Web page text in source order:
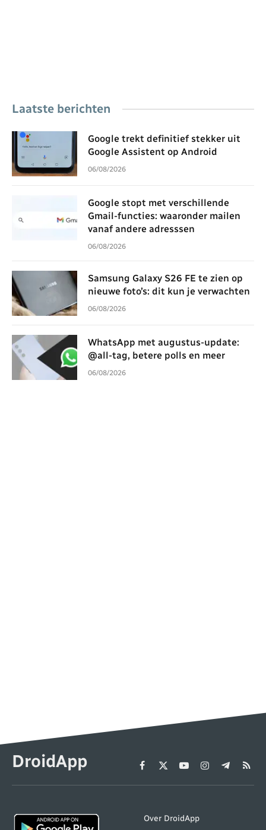
Laatste berichten
Google trekt definitief stekker uit
Google Assistent op Android
06/08/2026
Google stopt met verschillende
Gmail-functies: waaronder mailen
vanaf andere adresssen
06/08/2026
Samsung Galaxy S26 FE te zien op
nieuwe foto’s: dit kun je verwachten
06/08/2026
WhatsApp met augustus-update:
@all-tag, betere polls en meer
06/08/2026
DroidApp Facebook
X
(Twitter)
YouTubeInstagram
Telegram
RSS
Over DroidApp